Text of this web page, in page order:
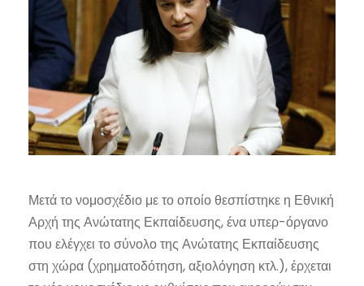
Μετά το νομοσχέδιο με το οποίο θεσπίστηκε η Εθνική
Αρχή της Ανώτατης Εκπαίδευσης, ένα υπερ-όργανο
που ελέγχει το σύνολο της Ανώτατης Εκπαίδευσης
στη χώρα (χρηματοδότηση, αξιολόγηση κτλ.), έρχεται